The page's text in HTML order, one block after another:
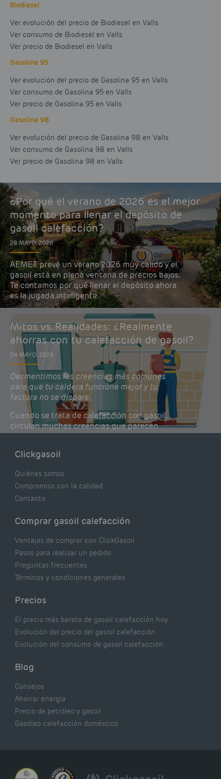
Biodiesel
Ver evolución del precio de Biodiesel en Valls
Ver consumo de Biodiesel en Valls
Ver precio de Biodiesel en Valls
Gasolina 95
Ver evolución del precio de Gasolina 95 en Valls
Ver consumo de Gasolina 95 en Valls
Ver precio de Gasolina 95 en Valls
Gasolina 98
Ver evolución del precio de Gasolina 98 en Valls
Ver consumo de Gasolina 98 en Valls
Ver precio de Gasolina 98 en Valls
¿Por qué el verano de 2026 es el mejor
momento para llenar el depósito de
gasoil calefacción?
28 MAYO, 2026
AEMET prevé un verano 2026 muy cálido y el
gasoil está en plena ventana de precios bajos.
Te contamos por qué llenar el depósito ahora
es la jugada inteligente.
Mitos vs. Realidades: ¿Realmente
ahorras con tu calefacción de gasoil?
04 MAYO, 2026
Desmentimos las creencias más comunes
para que tu caldera funcione mejor y tu
factura no se dispare.
Cuando se trata de calefacción con gasoil,
circulan muchas creencias que parecen
lógicas pero que, en realidad, pueden estar
de tu caldera. Pocas se contrastan con lo que
Clickgasoil
Quiénes somos
Compromiso con la calidad
Contacto
Comprar gasoil calefacción
Ventajas de comprar con ClickGasoil
Pasos para realizar un pedido
Preguntas frecuentes
Términos y condiciones generales
Precios
El precio más barato de gasoil calefacción hoy
Evolución del precio del gasoil calefacción
Evolución del consumo de gasoil calefacción
Blog
Consejos
Ahorrar energía
Precio de petróleo y gasoil
Gasóleo calefacción doméstico